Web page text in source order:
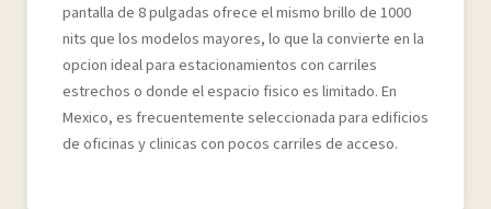
pantalla de 8 pulgadas ofrece el mismo brillo de 1000
nits que los modelos mayores, lo que la convierte en la
opcion ideal para estacionamientos con carriles
estrechos o donde el espacio fisico es limitado. En
Mexico, es frecuentemente seleccionada para edificios
de oficinas y clinicas con pocos carriles de acceso.